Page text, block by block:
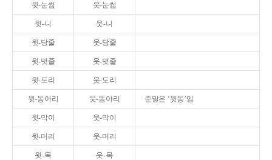
윗-눈썹 웃-눈썹
윗-니 웃-니
윗-당줄 웃-당줄
윗-덧줄 웃-덧줄
윗-도리 웃-도리
윗-동아리 웃-동아리 준말은 ‘윗동’임.
윗-막이 웃-막이
윗-머리 웃-머리
윗-목 웃-목